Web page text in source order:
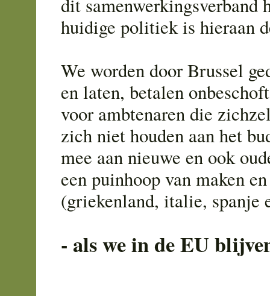
dit samenwerkingsverband
huidige politiek is hieraan
We worden door Brussel
en laten, betalen
voor ambtenaren die
zich niet houden aan het
mee aan nieuwe en ook
een puinhoop van maken
(griekenland, italie, spanje
- als we in de EU